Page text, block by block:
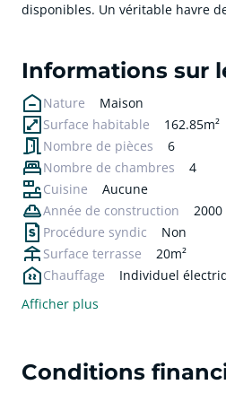
disponibles. Un véritable havre
Informations sur
Nature
Maison
Surface habitable
162.85m²
Nombre de pièces
6
Nombre de chambres
4
Cuisine
Aucune
Année de construction
2000
Procédure syndic
Non
Surface terrasse
20m²
Chauffage
Individuel
Afficher plus
Conditions